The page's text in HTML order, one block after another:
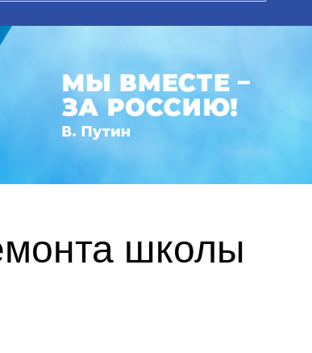
школы